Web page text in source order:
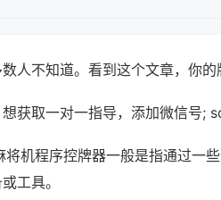
人不知道。看到这个文章，你的
获取一对一指导，添加微信号;
将机程序控牌器一般是指通过一
工具。